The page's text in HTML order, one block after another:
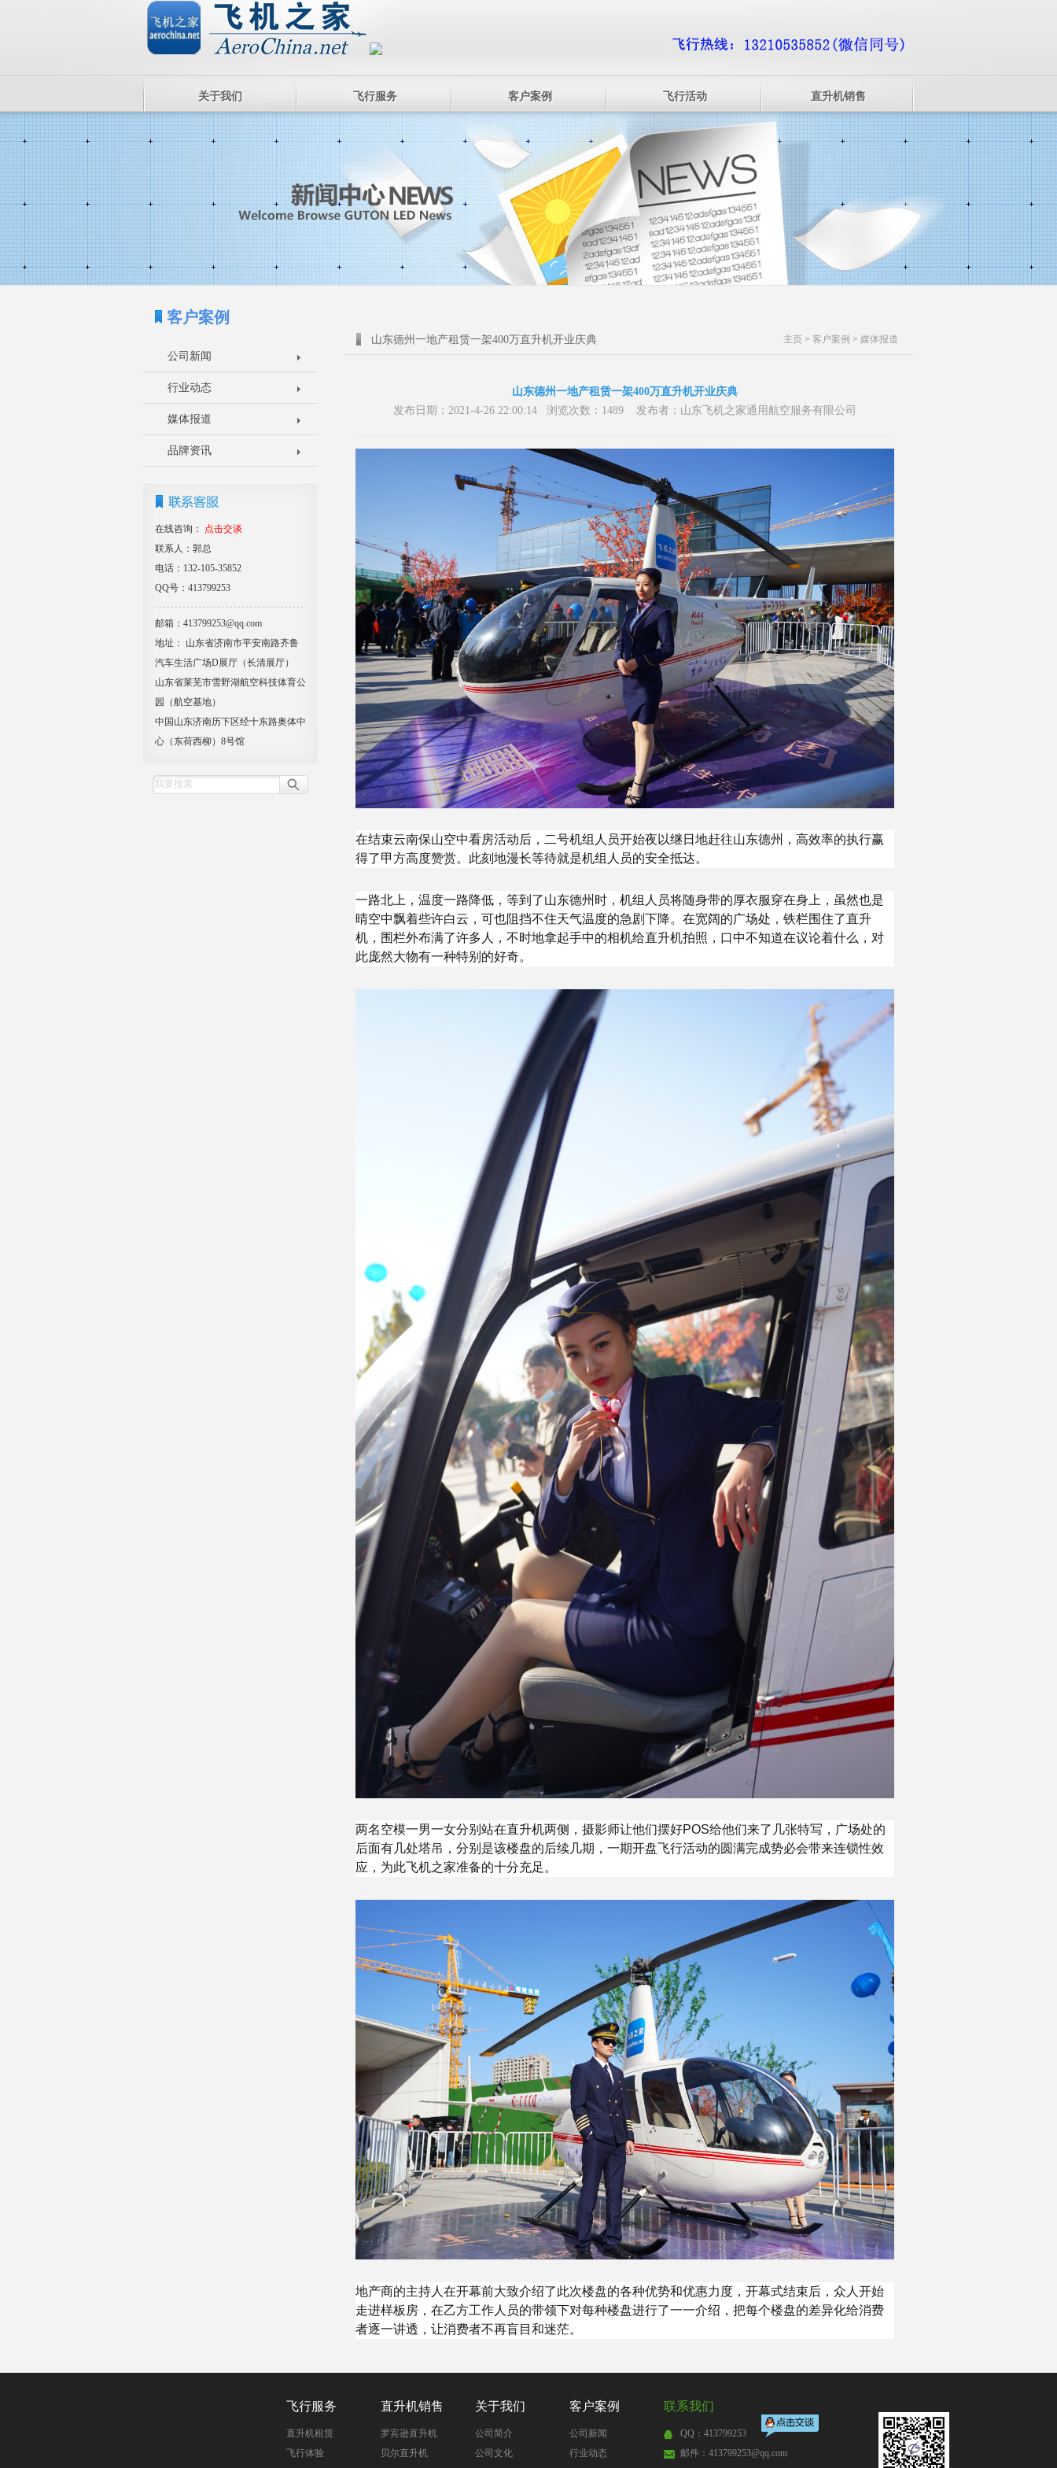
关于我们 飞行服务 客户案例 飞行活动 直升机销售
客户案例
公司新闻
行业动态
媒体报道
品牌资讯
在线咨询：
点击交谈
联系人：郭总
电话：132-105-35852
QQ号：413799253
邮箱：413799253@qq.com
地址： 山东省济南市平安南路齐鲁
汽车生活广场D展厅（长清展厅）
山东省莱芜市雪野湖航空科技体育公
园（航空基地）
中国山东济南历下区经十东路奥体中
心（东荷西柳）8号馆
主页 > 客户案例 > 媒体报道
山东德州一地产租赁一架400万直升机开业庆典
山东德州一地产租赁一架400万直升机开业庆典
发布日期：2021-4-26 22:00:14 浏览次数：1489 发布者：山东飞机之家通用航空服务有限公司
在结束云南保山空中看房活动后，二号机组人员开始夜以继日地赶往山东德州，高效率的执行赢
得了甲方高度赞赏。此刻地漫长等待就是机组人员的安全抵达。
一路北上，温度一路降低，等到了山东德州时，机组人员将随身带的厚衣服穿在身上，虽然也是
晴空中飘着些许白云，可也阻挡不住天气温度的急剧下降。在宽阔的广场处，铁栏围住了直升
机，围栏外布满了许多人，不时地拿起手中的相机给直升机拍照，口中不知道在议论着什么，对
此庞然大物有一种特别的好奇。
两名空模一男一女分别站在直升机两侧，摄影师让他们摆好POS给他们来了几张特写，广场处的
后面有几处塔吊，分别是该楼盘的后续几期，一期开盘飞行活动的圆满完成势必会带来连锁性效
应，为此飞机之家准备的十分充足。
地产商的主持人在开幕前大致介绍了此次楼盘的各种优势和优惠力度，开幕式结束后，众人开始
走进样板房，在乙方工作人员的带领下对每种楼盘进行了一一介绍，把每个楼盘的差异化给消费
者逐一讲透，让消费者不再盲目和迷茫。
飞行服务
直升机租赁
飞行体验
直升机销售
罗宾逊直升机
贝尔直升机
关于我们
公司简介
公司文化
客户案例
公司新闻
行业动态
联系我们
QQ：413799253
邮件：413799253@qq.com